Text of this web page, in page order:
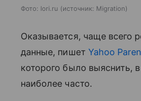
Фото: lori.ru источник: Migration
Оказывается, чаще всего
данные, пишет Yahoo
которого было выяснить,
наиболее часто.